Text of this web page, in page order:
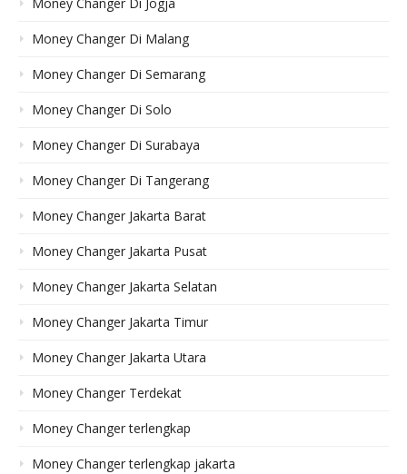
Money Changer Di Malang
Money Changer Di Semarang
Money Changer Di Solo
Money Changer Di Surabaya
Money Changer Di Tangerang
Money Changer Jakarta Barat
Money Changer Jakarta Pusat
Money Changer Jakarta Selatan
Money Changer Jakarta Timur
Money Changer Jakarta Utara
Money Changer Terdekat
Money Changer terlengkap
Money Changer terlengkap jakarta